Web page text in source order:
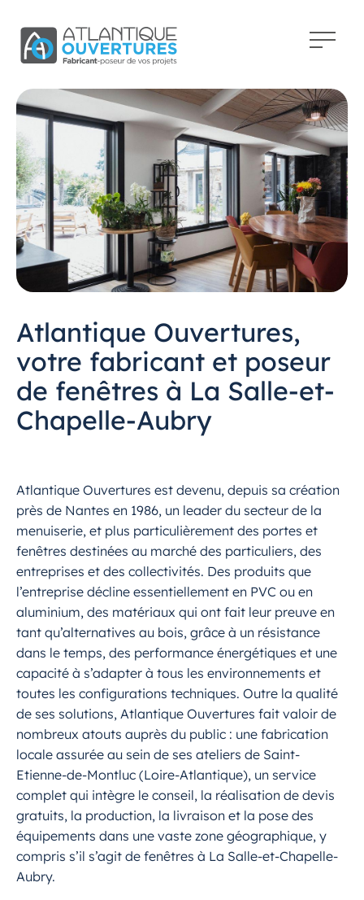
Atlantique Ouvertures,
votre fabricant et poseur
de fenêtres à La Salle-et-
Chapelle-Aubry
Atlantique Ouvertures est devenu, depuis sa création
près de Nantes en 1986, un leader du secteur de la
menuiserie, et plus particulièrement des portes et
fenêtres destinées au marché des particuliers, des
entreprises et des collectivités. Des produits que
l’entreprise décline essentiellement en PVC ou en
aluminium, des matériaux qui ont fait leur preuve en
tant qu’alternatives au bois, grâce à un résistance
dans le temps, des performance énergétiques et une
capacité à s’adapter à tous les environnements et
toutes les configurations techniques. Outre la qualité
de ses solutions, Atlantique Ouvertures fait valoir de
nombreux atouts auprès du public : une fabrication
locale assurée au sein de ses ateliers de Saint-
Etienne-de-Montluc (Loire-Atlantique), un service
complet qui intègre le conseil, la réalisation de devis
gratuits, la production, la livraison et la pose des
équipements dans une vaste zone géographique, y
compris s’il s’agit de fenêtres à La Salle-et-Chapelle-
Aubry.